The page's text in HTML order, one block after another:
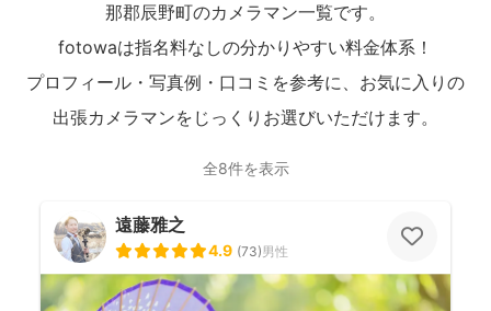
那郡辰野町のカメラマン一覧です。
fotowaは指名料なしの分かりやすい料金体系！
プロフィール・写真例・口コミを参考に、お気に入りの
出張カメラマンをじっくりお選びいただけます。
全8件を表示
遠藤雅之
4.9 (73)男性